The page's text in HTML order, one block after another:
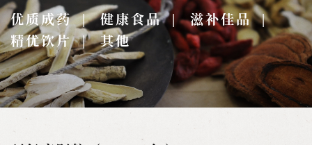
优质成药 健康食品
滋补佳品
精优饮片
其他